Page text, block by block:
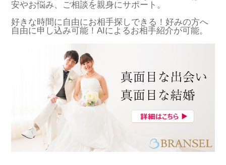
安やお悩み、ご相談を親身にサポート。
好きな時間に自由にお相手探しできる！好みの方へ
自由に申し込み可能！AIによるお相手紹介が可能。